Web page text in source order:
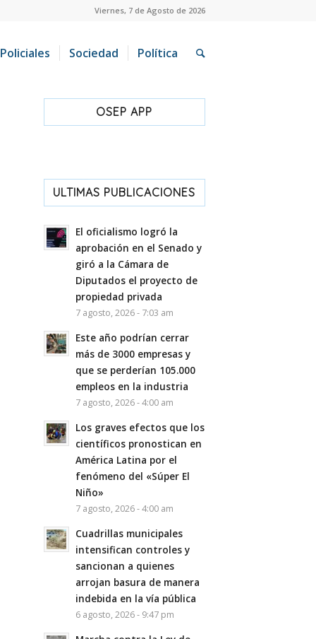
Viernes, 7 de Agosto de 2026
Policiales Sociedad Política
OSEP APP
ULTIMAS PUBLICACIONES
El oficialismo logró la
aprobación en el Senado y
giró a la Cámara de
Diputados el proyecto de
propiedad privada
7 agosto, 2026 - 7:03 am
Este año podrían cerrar
más de 3000 empresas y
que se perderían 105.000
empleos en la industria
7 agosto, 2026 - 4:00 am
Los graves efectos que los
científicos pronostican en
América Latina por el
fenómeno del «Súper El
Niño»
7 agosto, 2026 - 4:00 am
Cuadrillas municipales
intensifican controles y
sancionan a quienes
arrojan basura de manera
indebida en la vía pública
6 agosto, 2026 - 9:47 pm